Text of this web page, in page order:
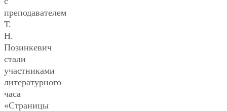
преподавателем
Т.
Н.
Позинкевич
стали
участниками
литературного
часа
«Страницы